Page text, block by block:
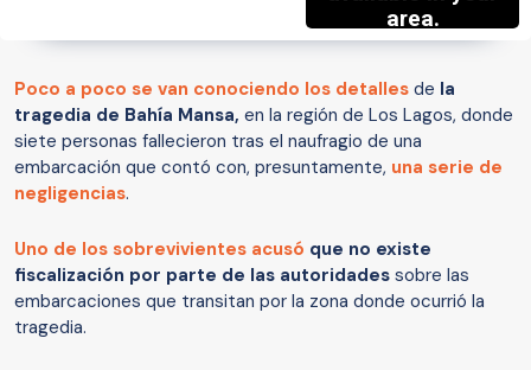
Poco a poco se van conociendo los detalles de la
tragedia de Bahía Mansa, en la región de Los Lagos, donde
siete personas fallecieron tras el naufragio de una
embarcación que contó con, presuntamente, una serie de
negligencias.
Uno de los sobrevivientes acusó que no existe
fiscalización por parte de las autoridades sobre las
embarcaciones que transitan por la zona donde ocurrió la
tragedia.